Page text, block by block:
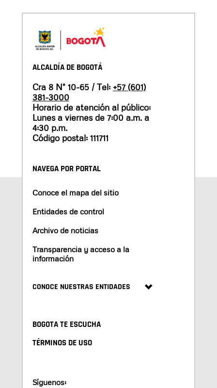
ALCALDÍA DE BOGOTÁ
Cra 8 N° 10-65 / Tel: +57 (601)
381-3000
Horario de atención al público:
Lunes a viernes de 7:00 a.m. a
4:30 p.m.
Código postal: 111711
NAVEGA POR PORTAL
Conoce el mapa del sitio
Entidades de control
Archivo de noticias
Transparencia y acceso a la
información
CONOCE NUESTRAS ENTIDADES
BOGOTA TE ESCUCHA
TÉRMINOS DE USO
Síguenos: